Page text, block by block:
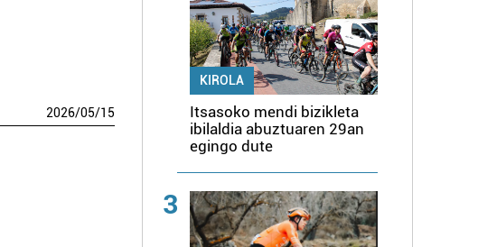
2026/05/15
KIROLA
Itsasoko mendi bizikleta
ibilaldia abuztuaren 29an
egingo dute
3